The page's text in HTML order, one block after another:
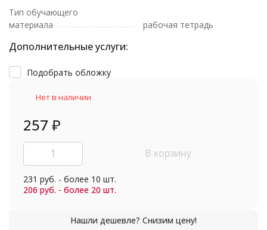
Тип обучающего
материала
рабочая тетрадь
Дополнительные услуги:
Подобрать обложку
Нет в наличии
257 ₽
В корзину
231 руб. - более 10 шт.
206 руб. - более 20 шт.